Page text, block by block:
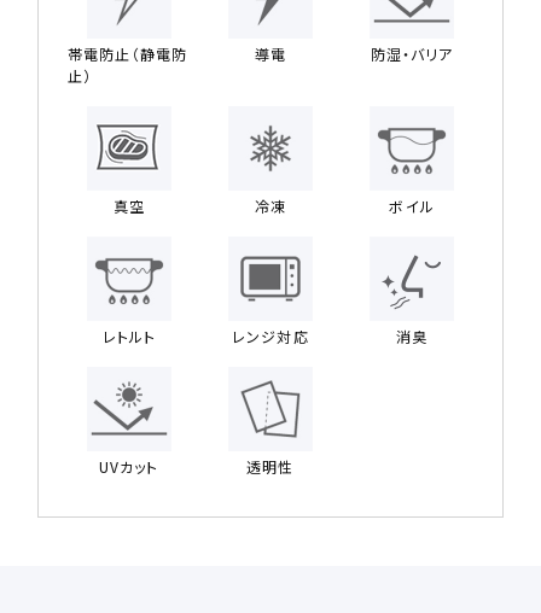
帯電防止（静電防
止）
導電 防湿・バリア
真空 冷凍 ボイル
レトルト レンジ対応 消臭
UVカット 透明性